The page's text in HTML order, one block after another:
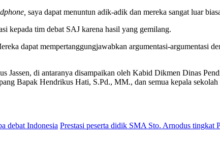
saya dapat menuntun adik-adik dan mereka sangat luar
kepada tim debat SAJ karena hasil yang gemilang.
dapat mempertanggungjawabkan argumentasi-argumentasi
Jassen, di antaranya disampaikan oleh Kabid Dikmen Dinas
Bapak Hendrikus Hati, S.Pd., MM., dan semua kepala sekolah
debat Indonesia Prestasi peserta didik SMA Sto. Arnodus tingkat